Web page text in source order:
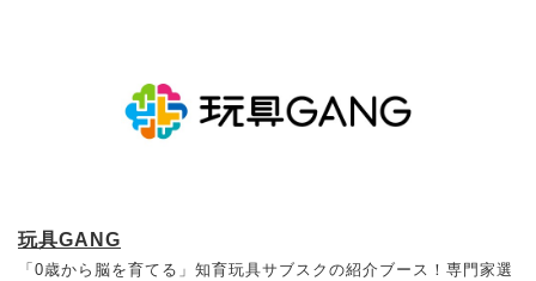
玩具GANG
「0歳から脳を育てる」知育玩具サブスクの紹介ブース！専門家選